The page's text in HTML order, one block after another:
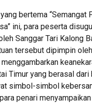
bertema “Semangat
ini, para peserta
Sanggar Tari Kalong
tersebut dipimpin
menggambarkan
Timur yang berasal
simbol-simbol
penari